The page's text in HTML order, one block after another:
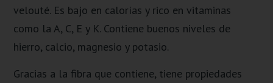
velouté. Es bajo en calorías y rico en vitaminas
como la A, C, E y K. Contiene buenos niveles de
hierro, calcio, magnesio y potasio.
Gracias a la fibra que contiene, tiene propiedades